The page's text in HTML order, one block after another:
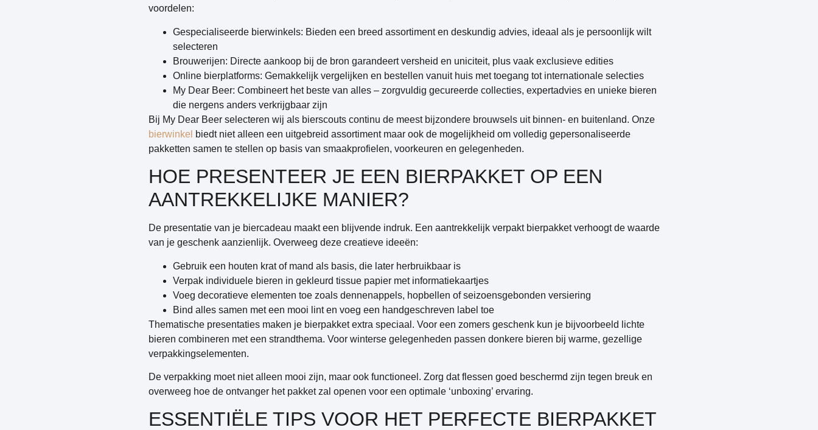
voordelen:
Gespecialiseerde bierwinkels: Bieden een breed assortiment en deskundig advies, ideaal als je persoonlijk wilt
selecteren
Brouwerijen: Directe aankoop bij de bron garandeert versheid en uniciteit, plus vaak exclusieve edities
Online bierplatforms: Gemakkelijk vergelijken en bestellen vanuit huis met toegang tot internationale selecties
My Dear Beer: Combineert het beste van alles – zorgvuldig gecureerde collecties, expertadvies en unieke bieren
die nergens anders verkrijgbaar zijn
Bij My Dear Beer selecteren wij als bierscouts continu de meest bijzondere brouwsels uit binnen- en buitenland. Onze
bierwinkel biedt niet alleen een uitgebreid assortiment maar ook de mogelijkheid om volledig gepersonaliseerde
pakketten samen te stellen op basis van smaakprofielen, voorkeuren en gelegenheden.
HOE PRESENTEER JE EEN BIERPAKKET OP EEN
AANTREKKELIJKE MANIER?
De presentatie van je biercadeau maakt een blijvende indruk. Een aantrekkelijk verpakt bierpakket verhoogt de waarde
van je geschenk aanzienlijk. Overweeg deze creatieve ideeën:
Gebruik een houten krat of mand als basis, die later herbruikbaar is
Verpak individuele bieren in gekleurd tissue papier met informatiekaartjes
Voeg decoratieve elementen toe zoals dennenappels, hopbellen of seizoensgebonden versiering
Bind alles samen met een mooi lint en voeg een handgeschreven label toe
Thematische presentaties maken je bierpakket extra speciaal. Voor een zomers geschenk kun je bijvoorbeeld lichte
bieren combineren met een strandthema. Voor winterse gelegenheden passen donkere bieren bij warme, gezellige
verpakkingselementen.
De verpakking moet niet alleen mooi zijn, maar ook functioneel. Zorg dat flessen goed beschermd zijn tegen breuk en
overweeg hoe de ontvanger het pakket zal openen voor een optimale ‘unboxing’ ervaring.
ESSENTIËLE TIPS VOOR HET PERFECTE BIERPAKKET